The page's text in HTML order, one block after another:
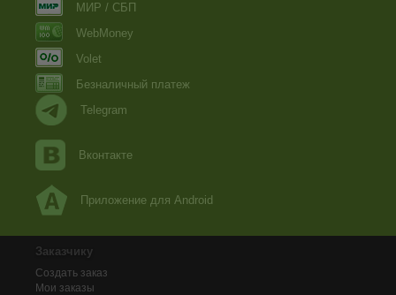
МИР / СБП
WebMoney
Volet
Безналичный платеж
Telegram
Вконтакте
Приложение для Android
Заказчику
Создать заказ
Мои заказы